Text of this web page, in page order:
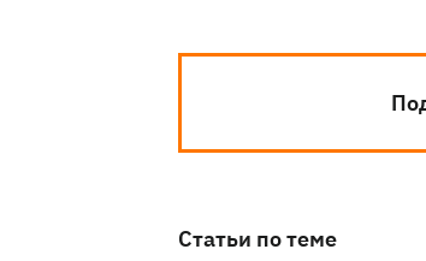
Статьи по теме